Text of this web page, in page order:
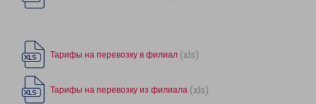
Тарифы на перевозку в филиал (xls)
Тарифы на перевозку из филиала (xls)